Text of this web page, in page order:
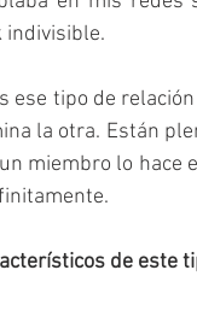
indivisible.
ese tipo de
la otra. Están
miembro lo hace
de este